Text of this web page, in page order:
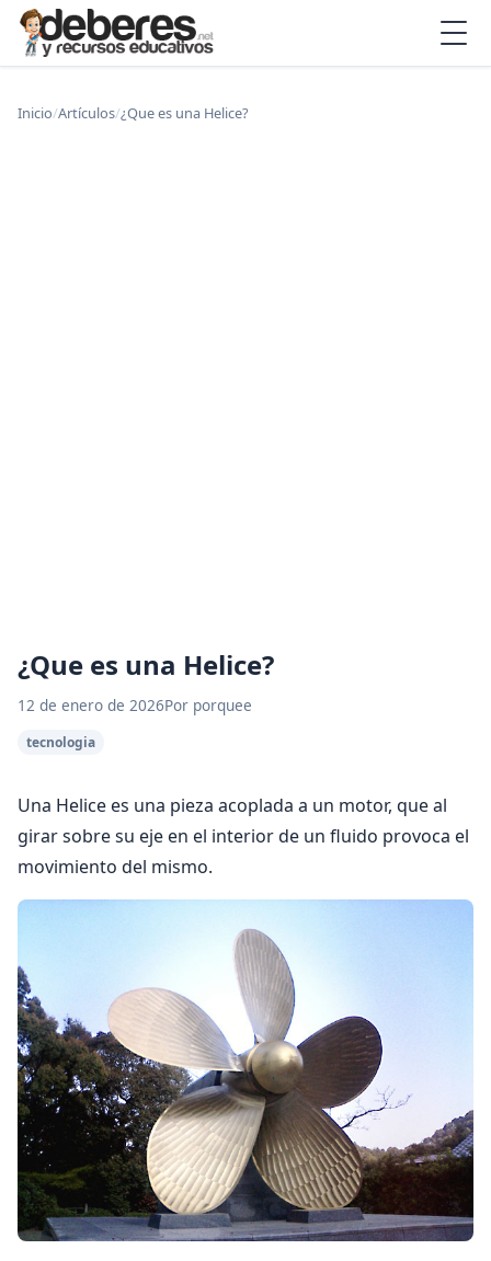
Inicio/Artículos/¿Que es una Helice?
¿Que es una Helice?
12 de enero de 2026Por porquee
tecnologia
Una Helice es una pieza acoplada a un motor, que al
girar sobre su eje en el interior de un fluido provoca el
movimiento del mismo.